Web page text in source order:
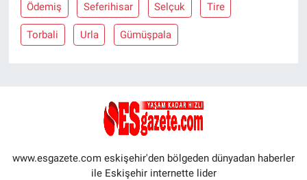
Ödemiş Seferihisar Selçuk Tire
Torbali Urla Gümüşpala
www.esgazete.com eskişehir'den bölgeden dünyadan haberler
ile Eskişehir internette lider